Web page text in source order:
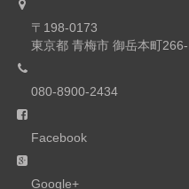
〒198-0173
東京都 青梅市 御岳本町
080-8900-2434
Facebook
Google+